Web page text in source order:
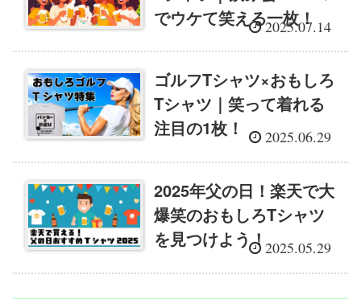
でウケて笑える一枚！
2025.07.14
ゴルフTシャツ×おもしろ
Tシャツ｜笑って着れる
注目の1枚！
2025.06.29
2025年父の日！楽天で大
爆笑のおもしろTシャツ
を見つけよう！2025.05.29